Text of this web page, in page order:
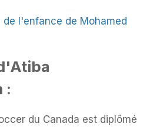
de l'enfance de Mohamed
:
du Canada est diplômé